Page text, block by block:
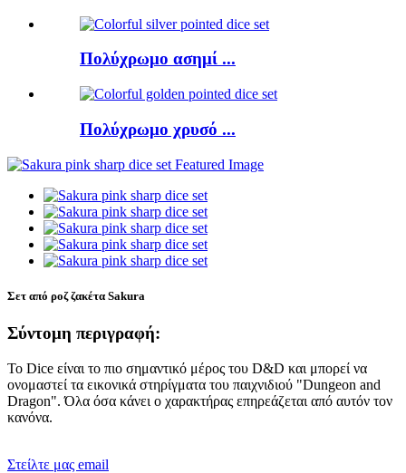
Πολύχρωμο ασημί ...
Πολύχρωμο χρυσό ...
Σετ από ροζ ζακέτα Sakura
Σύντομη περιγραφή:
Το Dice είναι το πιο σημαντικό μέρος του D&D και μπορεί να
ονομαστεί τα εικονικά στηρίγματα του παιχνιδιού "Dungeon and
Dragon". Όλα όσα κάνει ο χαρακτήρας επηρεάζεται από αυτόν τον
κανόνα.
Στείλτε μας email